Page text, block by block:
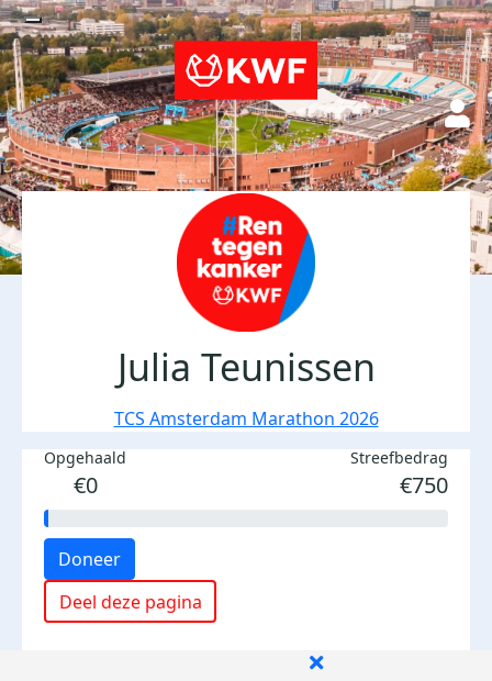
Julia Teunissen
TCS Amsterdam Marathon 2026
Opgehaald
€0
Streefbedrag
€750
Doneer
Deel deze pagina